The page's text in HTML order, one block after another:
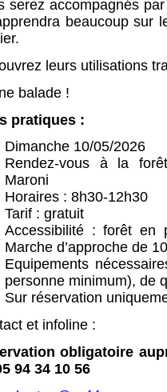
serez accompagnés
beaucoup sur
leurs utilisations
balade !
pratiques :
Dimanche 10/05/2026
Rendez-vous à la
Maroni
Horaires : 8h30-12h30
Tarif : gratuit
Accessibilité : forêt en
Marche d’approche de
Equipements
personne minimum), de
Sur réservation
et infoline :
obligatoire
94 34 10 56